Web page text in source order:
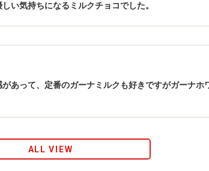
い気持ちになるミルクチョコでした。
あって、定番のガーナミルクも好きですがガーナホ
ALL VIEW